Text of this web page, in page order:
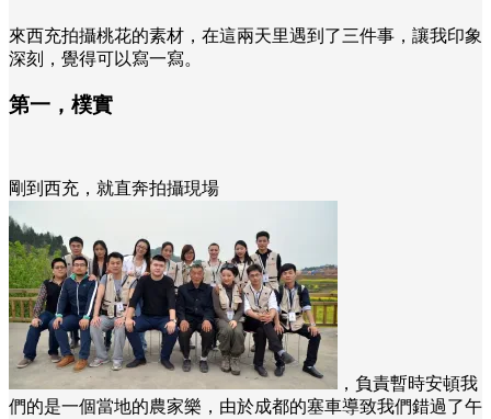
來西充拍攝桃花的素材，在這兩天里遇到了三件事，讓我印象
深刻，覺得可以寫一寫。
第一，樸實
剛到西充，就直奔拍攝現場
，負責暫時安頓我
們的是一個當地的農家樂，由於成都的塞車導致我們錯過了午